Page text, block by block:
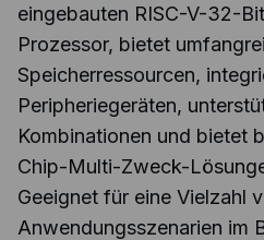
eingebauten RISC-V-32-
Prozessor, bietet
Speicherressourcen,
Peripheriegeräten,
Kombinationen und bietet
Chip-Multi-Zweck-
Geeignet für eine Vielzahl
Anwendungsszenarien im